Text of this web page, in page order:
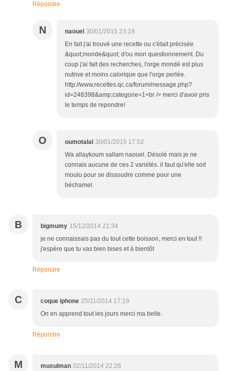
Répondre
N naouel 30/01/2015 23:19
En fait j'ai trouvé une recette ou c'était précisée
&quot;monde&quot; d'ou mon questionnement. Du
coup j'ai fait des recherches, l'orge mondé est plus
nutrive et moins calorique que l'orge perlée.
http://www.recettes.qc.ca/forum/message.php?
id=248398&amp;categorie=1<br /> merci d'avoir pris
le temps de repondre!
O oumotalal 30/01/2015 17:52
Wa allaykoum sallam naouel. Désolé mais je ne
connais aucune de ces 2 variétés. il faut qu'elle soit
moulu pour se dissoudre comme pour une
béchamel.
B bigmumy 15/12/2014 21:34
je ne connaissais pas du tout cette boisson, merci en tout !!
j'espère que tu vas bien bises et à bientôt
Répondre
C coque iphone 25/11/2014 17:19
On en apprend tout les jours merci ma belle.
Répondre
M musulman 02/11/2014 22:28